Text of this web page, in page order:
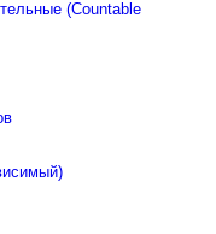
(Countable